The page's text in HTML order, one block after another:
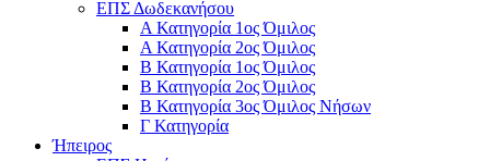
ΕΠΣ Δωδεκανήσου
Α Κατηγορία 1ος Όμιλος
Α Κατηγορία 2ος Όμιλος
Β Κατηγορία 1ος Όμιλος
Β Κατηγορία 2ος Όμιλος
Β Κατηγορία 3ος Όμιλος Νήσων
Γ Κατηγορία
Ήπειρος